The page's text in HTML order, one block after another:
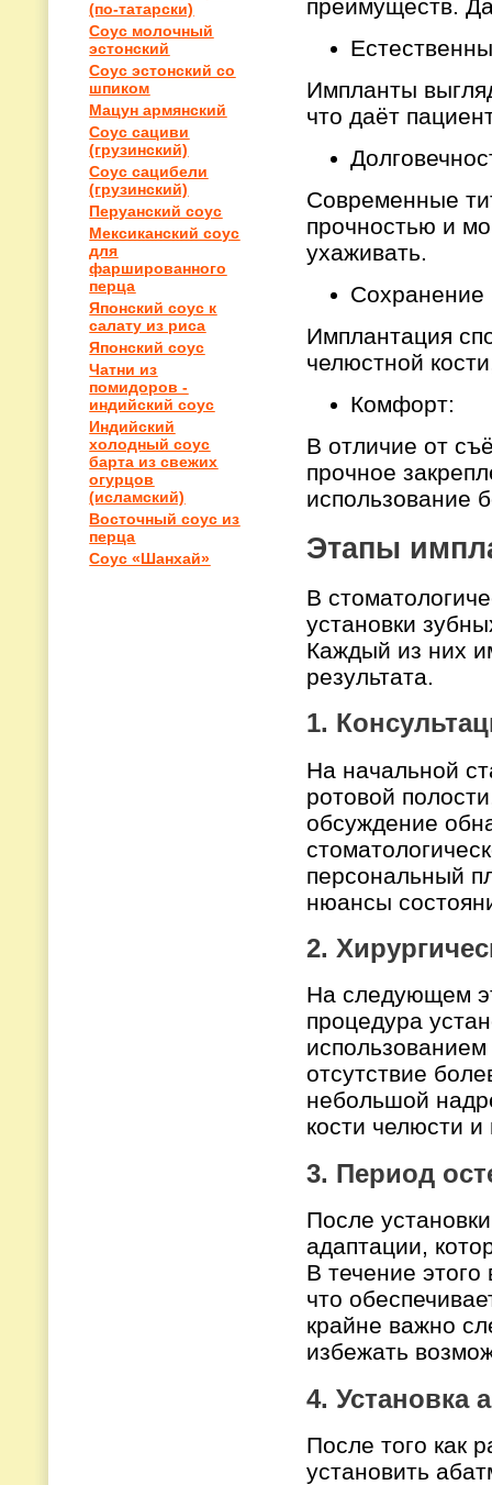
(по-татарски)
Соус молочный
эстонский
Соус эстонский со
шпиком
Мацун армянский
Соус сациви
(грузинский)
Соус сацибели
(грузинский)
Перуанский соус
Мексиканский соус
для
фаршированного
перца
Японский соус к
салату из риса
Японский соус
Чатни из
помидоров -
индийский соус
Индийский
холодный соус
барта из свежих
огурцов
(исламский)
Восточный соус из
перца
Соус «Шанхай»
преимуществ.
Импланты
что даёт
Современные
прочностью и
ухаживать.
Сохранение
Имплантация
челюстной
Комфорт:
В отличие от
прочное
использование
Этапы
В
установки
Каждый из них
результата.
1.
На начальной
ротовой
обсуждение
персональный
нюансы
2.
На следующем
процедура
отсутствие
небольшой
кости челюсти
3. Период
После
адаптации,
В течение
что
крайне важно
избежать
4. Установка
После того как
установить